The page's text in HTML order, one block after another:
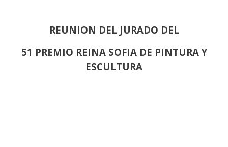
REUNION DEL JURADO DEL
51 PREMIO REINA SOFIA DE PINTURA Y
ESCULTURA